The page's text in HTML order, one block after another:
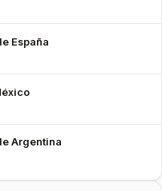
España
Argentina